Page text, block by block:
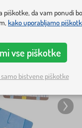
piškotke, da vam ponudi
kako uporabljamo
vse piškotke
bistvene piškotke